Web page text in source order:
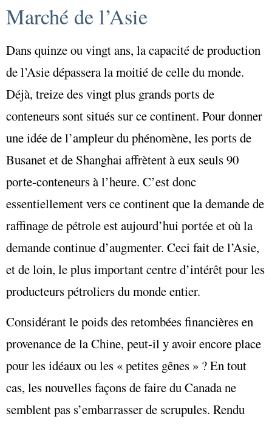
Marché de l’Asie
Dans quinze ou vingt ans, la capacité de production
de l’Asie dépassera la moitié de celle du monde.
Déjà, treize des vingt plus grands ports de
conteneurs sont situés sur ce continent. Pour donner
une idée de l’ampleur du phénomène, les ports de
Busanet et de Shanghai affrètent à eux seuls 90
porte-conteneurs à l’heure. C’est donc
essentiellement vers ce continent que la demande de
raffinage de pétrole est aujourd’hui portée et où la
demande continue d’augmenter. Ceci fait de l’Asie,
et de loin, le plus important centre d’intérêt pour les
producteurs pétroliers du monde entier.
Considérant le poids des retombées financières en
provenance de la Chine, peut-il y avoir encore place
pour les idéaux ou les « petites gênes » ? En tout
cas, les nouvelles façons de faire du Canada ne
semblent pas s’embarrasser de scrupules. Rendu